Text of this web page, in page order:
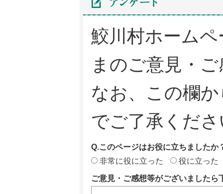
鮫川村ホーム
まのご意見・
なお、この欄
でご了承くだ
Q.このページはお役に立ちましたか
非常に役に立った
役に立った
ご意見・ご感想等がございましたら